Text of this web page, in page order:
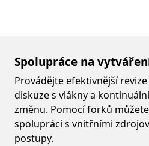
Spolupráce na
Provádějte efektivnější
diskuze s vlákny a
změnu. Pomocí forků
spolupráci s vnitřními
postupy.